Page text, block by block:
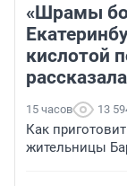
«Шрамы
кислотой
15 часов 13
Как
жительницы